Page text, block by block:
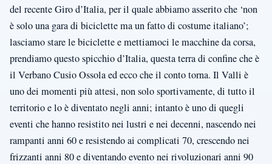
del recente Giro d’Italia, per il quale abbiamo asserito che ‘non
è solo una gara di biciclette ma un fatto di costume italiano’;
lasciamo stare le biciclette e mettiamoci le macchine da corsa,
prendiamo questo spicchio d’Italia, questa terra di confine che è
il Verbano Cusio Ossola ed ecco che il conto torna. Il Valli è
uno dei momenti più attesi, non solo sportivamente, di tutto il
territorio e lo è diventato negli anni; intanto è uno di quegli
eventi che hanno resistito nei lustri e nei decenni, nascendo nei
rampanti anni 60 e resistendo ai complicati 70, crescendo nei
frizzanti anni 80 e diventando evento nei rivoluzionari anni 90